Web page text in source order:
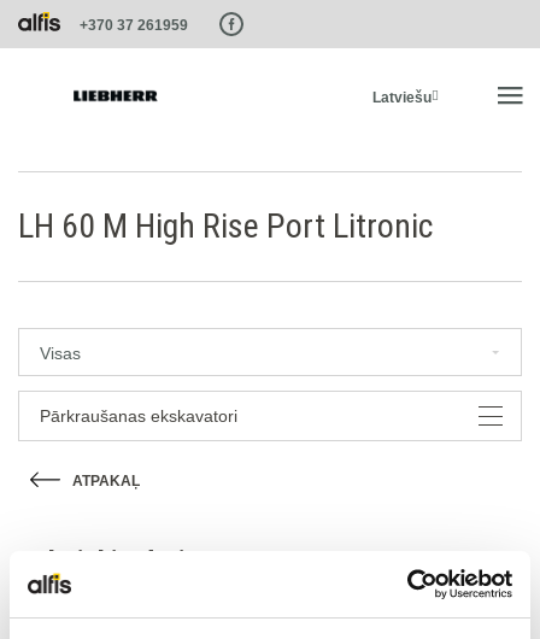
Paste this code as high in the of the page as possible:
+370 37 261959
Latviešu
PAKALPOJUMI UN RISINĀJUMI
LIEBHERR SISTĒMAS
LH 60 M High Rise Port Litronic
Visas
Pārkraušanas ekskavatori
ATPAKAĻ
Tehniskie dati